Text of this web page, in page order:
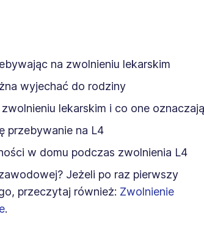
na zwolnieniu lekarskim
wyjechać do rodziny
lekarskim i co one oznaczają
przebywanie na L4
w domu podczas zwolnienia L4
Jeżeli po raz pierwszy
przeczytaj również: Zwolnienie
.